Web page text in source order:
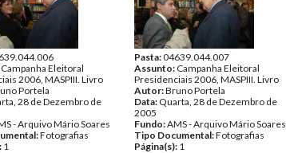
Campanha Eleitoral
2006, MASPIII. Livro
Portela
28 de Dezembro de
- Arquivo Mário Soares
Fotografias
1
Pasta:04639.044.007
Assunto: Campanha Eleitoral
Presidenciais 2006, MASPIII. Livro
Autor:Bruno Portela
Data: Quarta, 28 de Dezembro de
2005
Fundo:AMS - Arquivo Mário Soares
Tipo Documental:Fotografias
Página(s): 1